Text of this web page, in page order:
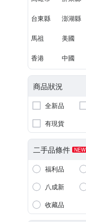
台東縣 澎湖縣
馬祖 美國
香港 中國
商品狀況
全新品
有現貨
二手品條件 NEW
福利品
八成新
收藏品